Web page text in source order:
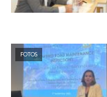
FOTOS